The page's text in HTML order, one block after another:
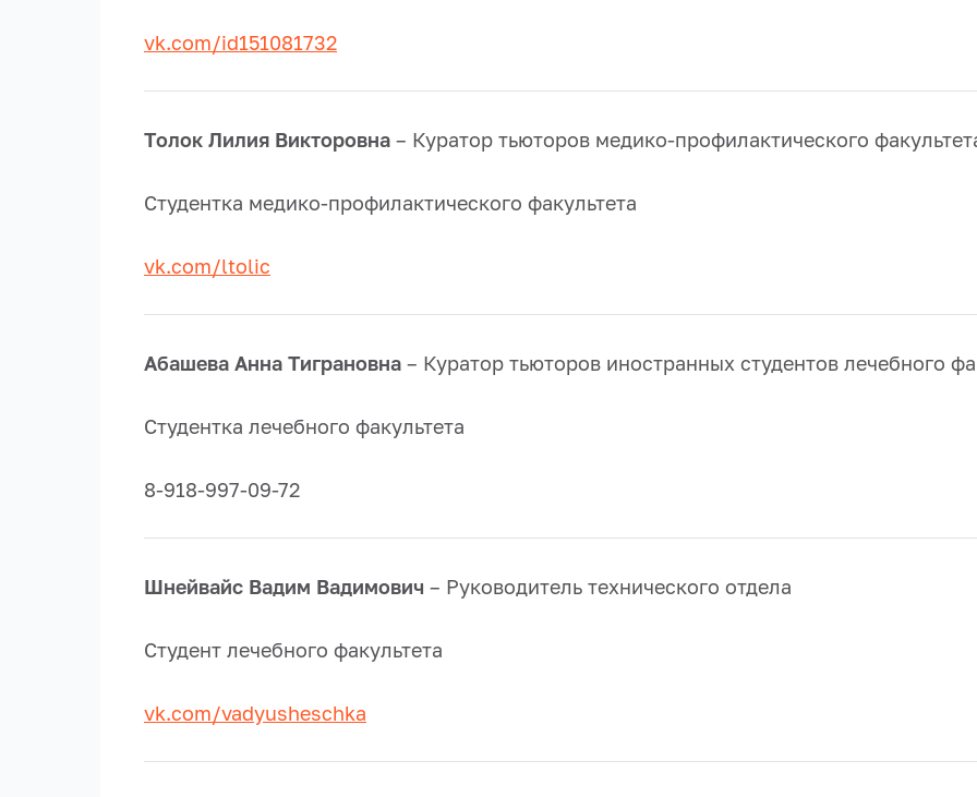
vk.com/id151081732
Толок Лилия Викторовна – Куратор тьюторов медико-профилактического
Студентка медико-профилактического факультета
vk.com/ltolic
Абашева Анна Тиграновна – Куратор тьюторов иностранных студентов лечебного
Студентка лечебного факультета
8-918-997-09-72
Шнейвайс Вадим Вадимович – Руководитель технического отдела
Студент лечебного факультета
vk.com/vadyusheschka